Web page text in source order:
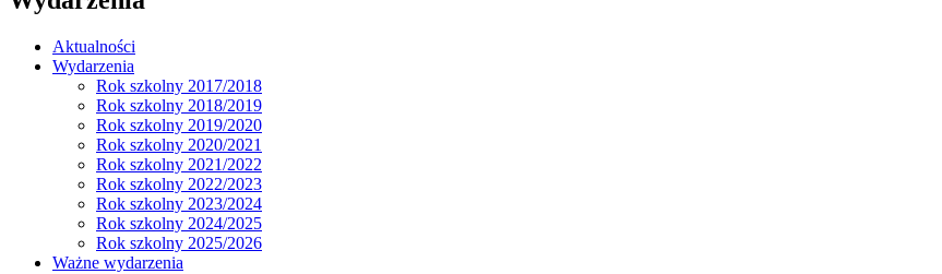
Aktualności
Wydarzenia
Rok szkolny 2017/2018
Rok szkolny 2018/2019
Rok szkolny 2019/2020
Rok szkolny 2020/2021
Rok szkolny 2021/2022
Rok szkolny 2022/2023
Rok szkolny 2023/2024
Rok szkolny 2024/2025
Rok szkolny 2025/2026
Ważne wydarzenia